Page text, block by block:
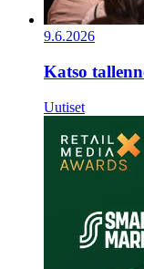
9.6.2026
Katso
Uutiset